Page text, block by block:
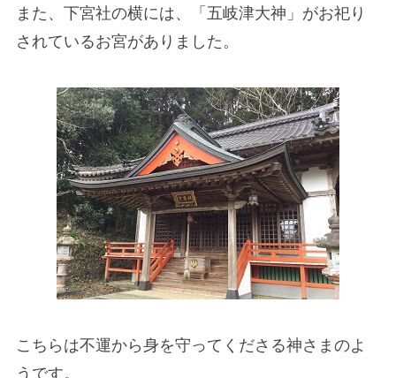
また、下宮社の横には、「五岐津大神」がお祀り
されているお宮がありました。
こちらは不運から身を守ってくださる神さまのよ
うです。